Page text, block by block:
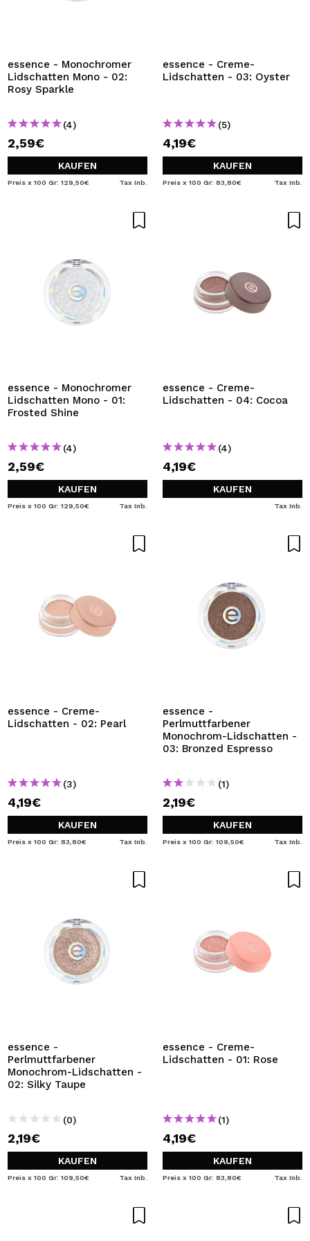
essence - Monochromer
Lidschatten Mono - 02:
Rosy Sparkle
(4)
2,59€
KAUFEN
Preis x 100 Gr: 129,50€ Tax Inb.
essence - Creme-
Lidschatten - 03: Oyster
(5)
4,19€
KAUFEN
Preis x 100 Gr: 83,80€ Tax Inb.
essence - Monochromer
Lidschatten Mono - 01:
Frosted Shine
(4)
2,59€
KAUFEN
Preis x 100 Gr: 129,50€ Tax Inb.
essence - Creme-
Lidschatten - 04: Cocoa
(4)
4,19€
KAUFEN
Tax Inb.
essence - Creme-
Lidschatten - 02: Pearl
(3)
4,19€
KAUFEN
Preis x 100 Gr: 83,80€ Tax Inb.
essence -
Perlmuttfarbener
Monochrom-Lidschatten -
03: Bronzed Espresso
(1)
2,19€
KAUFEN
Preis x 100 Gr: 109,50€ Tax Inb.
essence -
Perlmuttfarbener
Monochrom-Lidschatten -
02: Silky Taupe
(0)
2,19€
KAUFEN
Preis x 100 Gr: 109,50€ Tax Inb.
essence - Creme-
Lidschatten - 01: Rose
(1)
4,19€
KAUFEN
Preis x 100 Gr: 83,80€ Tax Inb.